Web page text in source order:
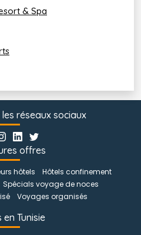
& Spa
réseaux sociaux
offres
hôtels
Hôtels confinement
Spécials voyage de noces
Voyages organisés
en Tunisie